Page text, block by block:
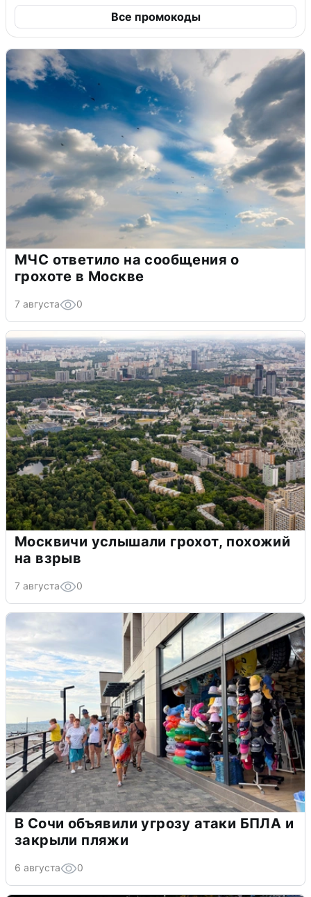
Все промокоды
МЧС ответило на сообщения о
грохоте в Москве
7 августа 0
Москвичи услышали грохот, похожий
на взрыв
7 августа 0
В Сочи объявили угрозу атаки БПЛА и
закрыли пляжи
6 августа 0